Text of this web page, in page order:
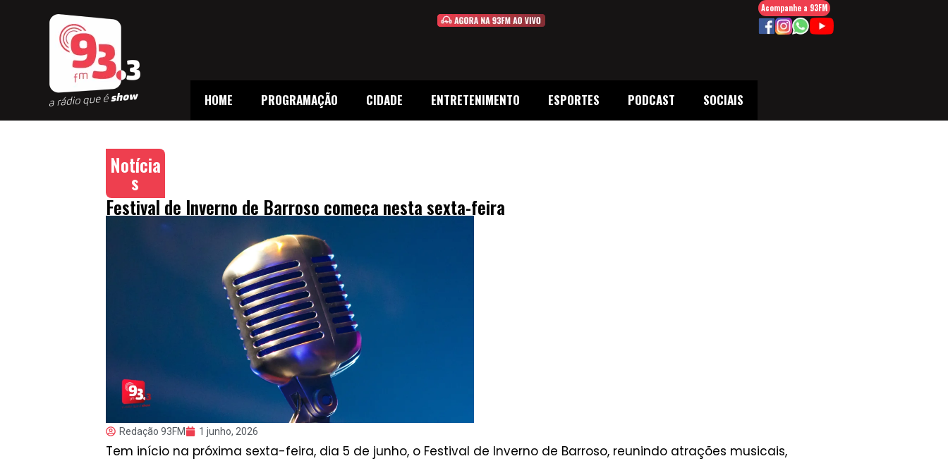
HOME PROGRAMAÇÃO CIDADE ENTRETENIMENTO ESPORTES PODCAST SOCIAIS
Acompanhe a 93FM
Notícia
s
Festival de Inverno de Barroso começa nesta sexta-feira
Redação 93FM 1 junho, 2026
Tem início na próxima sexta-feira, dia 5 de junho, o Festival de Inverno de Barroso, reunindo atrações musicais,